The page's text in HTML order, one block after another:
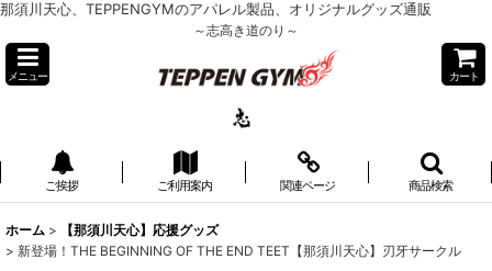
那須川天心、TEPPENGYMのアパレル製品、オリジナルグッズ通販
～志高き道のり～
メニュー カート
ご挨拶 ご利用案内 関連ページ 商品検索
ホーム >
【那須川天心】応援グッズ
> 新登場！THE BEGINNING OF THE END TEET【那須川天心】刃牙サークル